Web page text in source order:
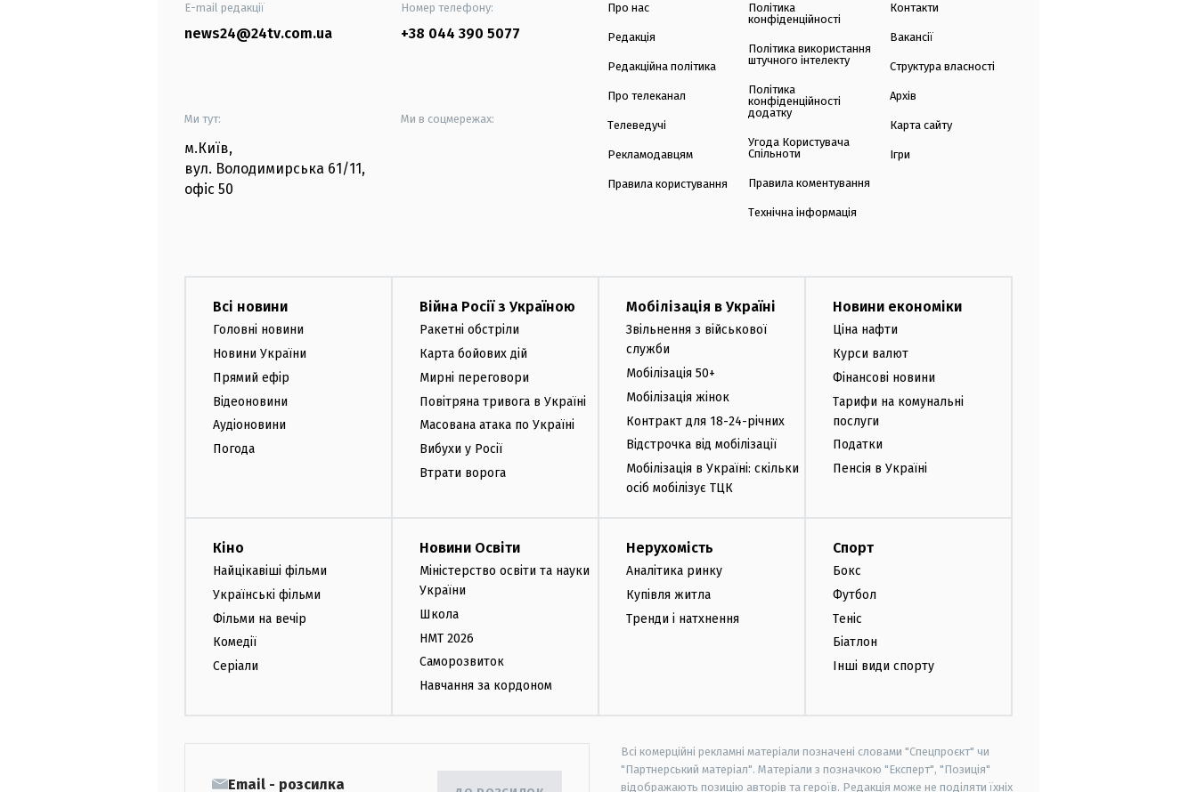
E-mail редакції
news24@24tv.com.ua
Номер телефону:
+38 044 390 5077
Ми тут:
м.Київ,
вул. Володимирська 61/11,
офіс 50
Ми в соцмережах:
Про нас
Редакція
Редакційна політика
Про телеканал
Телеведучі
Рекламодавцям
Правила користування
Політика
конфіденційності
Політика використання
штучного інтелекту
Політика
конфіденційності
додатку
Угода Користувача
Спільноти
Правила коментування
Технічна інформація
Контакти
Вакансії
Структура власності
Архів
Карта сайту
Ігри
Всі новини
Головні новини
Новини України
Прямий ефір
Відеоновини
Аудіоновини
Погода
Війна Росії з Україною
Ракетні обстріли
Карта бойових дій
Мирні переговори
Повітряна тривога в Україні
Масована атака по Україні
Вибухи у Росії
Втрати ворога
Мобілізація в Україні
Звільнення з військової
служби
Мобілізація 50+
Мобілізація жінок
Контракт для 18-24-річних
Відстрочка від мобілізації
Мобілізація в Україні: скільки
осіб мобілізує ТЦК
Новини економіки
Ціна нафти
Курси валют
Фінансові новини
Тарифи на комунальні
послуги
Податки
Пенсія в Україні
Кіно
Найцікавіші фільми
Українські фільми
Фільми на вечір
Комедії
Серіали
Новини Освіти
Міністерство освіти та науки
України
Школа
НМТ 2026
Саморозвиток
Навчання за кордоном
Нерухомість
Аналітика ринку
Купівля житла
Тренди і натхнення
Спорт
Бокс
Футбол
Теніс
Біатлон
Інші види спорту
Email - розсилка
Всі комерційні рекламні матеріали позначені словами "Спецпроєкт" чи
"Партнерський матеріал". Матеріали з позначкою "Експерт", "Позиція"
відображають позицію авторів та героїв. Редакція може не поділяти їхніх